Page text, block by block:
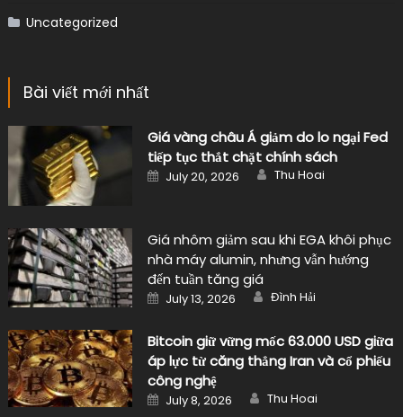
Uncategorized
Bài viết mới nhất
Giá vàng châu Á giảm do lo ngại Fed
tiếp tục thắt chặt chính sách
Posted
on
July 20, 2026 Author
Thu Hoai
Giá nhôm giảm sau khi EGA khôi phục
nhà máy alumin, nhưng vẫn hướng
đến tuần tăng giá
Posted
on
July 13, 2026 Author
Đình Hải
Bitcoin giữ vững mốc 63.000 USD giữa
áp lực từ căng thẳng Iran và cổ phiếu
công nghệ
Posted
on
July 8, 2026 Author
Thu Hoai